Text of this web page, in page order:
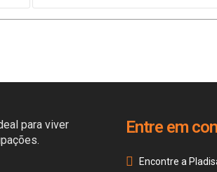
para viver
Entre em
Encontre a